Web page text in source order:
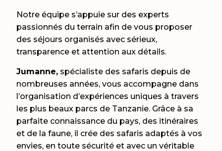
Notre équipe s’appuie sur des experts
passionnés du terrain afin de vous proposer
des séjours organisés avec sérieux,
transparence et attention aux détails.
Jumanne, spécialiste des safaris depuis de
nombreuses années, vous accompagne dans
l’organisation d’expériences uniques à travers
les plus beaux parcs de Tanzanie. Grâce à sa
parfaite connaissance du pays, des itinéraires
et de la faune, il crée des safaris adaptés à vos
envies, en toute sécurité et avec un véritable